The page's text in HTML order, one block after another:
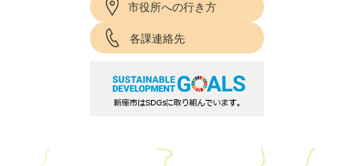
市役所への行き方
各課連絡先